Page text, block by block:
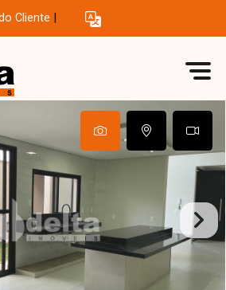
Cliente